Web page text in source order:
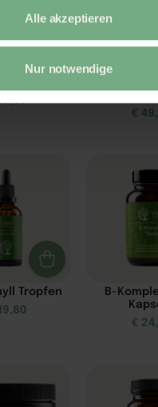
Alle akzeptieren
Nur notwendige
€
Tropfen
B-
€